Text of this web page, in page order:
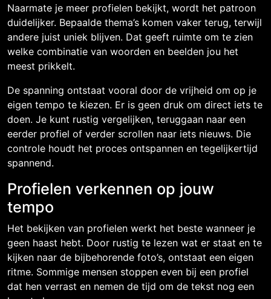
Naarmate je meer profielen bekijkt, wordt het patroon
duidelijker. Bepaalde thema’s komen vaker terug, terwijl
andere juist uniek blijven. Dat geeft ruimte om te zien
welke combinatie van woorden en beelden jou het
meest prikkelt.
De spanning ontstaat vooral door de vrijheid om op je
eigen tempo te kiezen. Er is geen druk om direct iets te
doen. Je kunt rustig vergelijken, teruggaan naar een
eerder profiel of verder scrollen naar iets nieuws. Die
controle houdt het proces ontspannen en tegelijkertijd
spannend.
Profielen verkennen op jouw
tempo
Het bekijken van profielen werkt het beste wanneer je
geen haast hebt. Door rustig te lezen wat er staat en te
kijken naar de bijbehorende foto’s, ontstaat een eigen
ritme. Sommige mensen stoppen even bij een profiel
dat hen verrast en nemen de tijd om de tekst nog een